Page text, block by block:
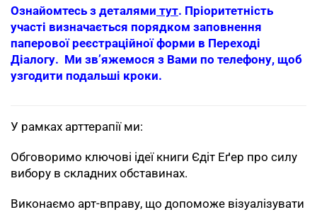
Ознайомтесь з деталями тут. Пріоритетність
участі визначається порядком заповнення
паперової реєстраційної форми в Переході
Діалогу. Ми зв’яжемося з Вами по телефону, щоб
узгодити подальші кроки.
У рамках арттерапії ми:
Обговоримо ключові ідеї книги Єдіт Еґер про силу
вибору в складних обставинах.
Виконаємо арт-вправу, що допоможе візуалізувати